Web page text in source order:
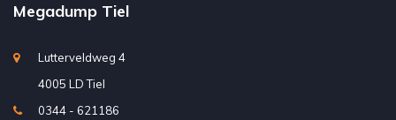
Megadump Tiel
Lutterveldweg 4
4005 LD Tiel
0344 - 621186